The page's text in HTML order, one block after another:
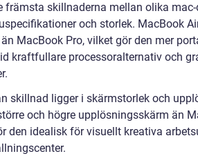
främsta skillnaderna mellan olika
och storlek. MacBook
MacBook Pro, vilket gör den mer
kraftfullare processoralternativ och
skillnad ligger i skärmstorlek och
och högre upplösningsskärm än
den idealisk för visuellt kreativa